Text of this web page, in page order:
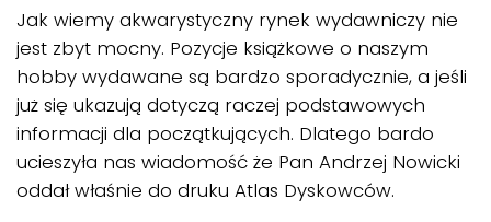
Jak wiemy akwarystyczny rynek wydawniczy nie
jest zbyt mocny. Pozycje książkowe o naszym
hobby wydawane są bardzo sporadycznie, a jeśli
już się ukazują dotyczą raczej podstawowych
informacji dla początkujących. Dlatego bardo
ucieszyła nas wiadomość że Pan Andrzej Nowicki
oddał właśnie do druku Atlas Dyskowców.